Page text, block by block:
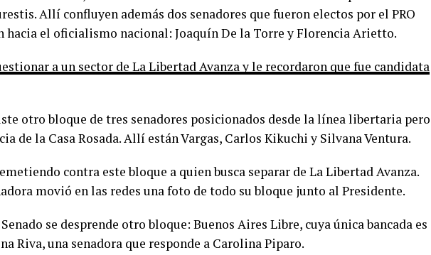
Allí confluyen además dos senadores que fueron electos por el PRO
hacia el oficialismo nacional: Joaquín De la Torre y Florencia Arietto.
a un sector de La Libertad Avanza y le recordaron que fue candidata
otro bloque de tres senadores posicionados desde la línea libertaria pero
de la Casa Rosada. Allí están Vargas, Carlos Kikuchi y Silvana Ventura.
contra este bloque a quien busca separar de La Libertad Avanza.
movió en las redes una foto de todo su bloque junto al Presidente.
se desprende otro bloque: Buenos Aires Libre, cuya única bancada es
Riva, una senadora que responde a Carolina Piparo.